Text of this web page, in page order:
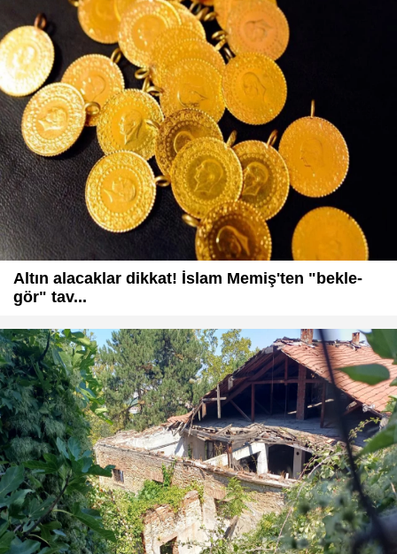
Altın alacaklar dikkat! İslam Memiş'ten "bekle-
gör" tav...